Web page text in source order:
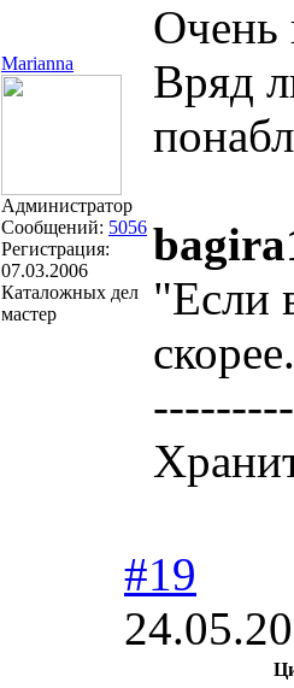
Marianna
Администратор
Сообщений: 5056
Регистрация:
07.03.2006
Каталожных дел
мастер
Очень
Вряд
"Если
#19